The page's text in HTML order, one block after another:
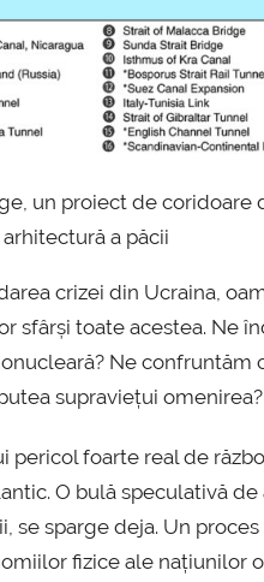
un proiect de coridoare
a păcii
crizei din Ucraina,
sfârși toate acestea. Ne
Ne confruntăm
supraviețui omenirea?
pericol foarte real de
O bulă speculativă
se sparge deja. Un
fizice ale națiunilor